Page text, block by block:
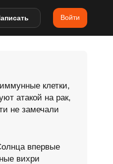
Войти
клетки,
атакой на рак,
не замечали
впервые
вихри